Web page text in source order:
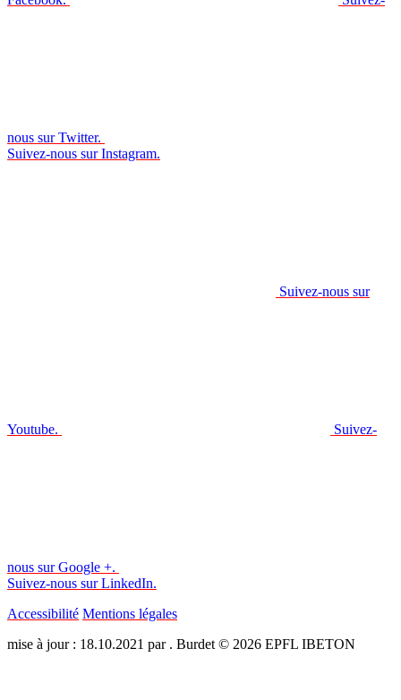
nous sur Twitter.
Suivez-nous sur Instagram.
Suivez-nous sur
Youtube. Suivez-
nous sur Google +.
Suivez-nous sur LinkedIn.
Accessibilité Mentions légales
mise à jour : 18.10.2021 par . Burdet © 2026 EPFL IBETON